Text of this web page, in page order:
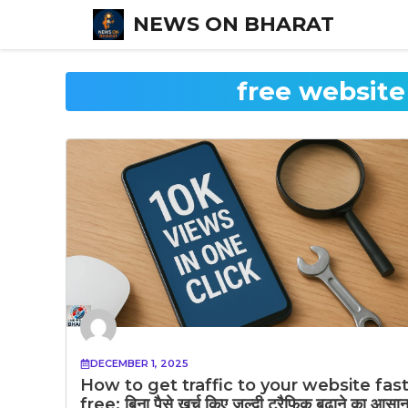
content
NEWS ON BHARAT
free
DECEMBER 1, 2025
How to get traffic to your website fast